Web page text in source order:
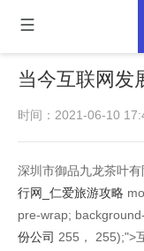
当今互联网发
时间：2021-06-10
深圳市御品九龙茶叶
行网_仁爱旅游攻略
pre-wrap;
份公司 255， 255);">